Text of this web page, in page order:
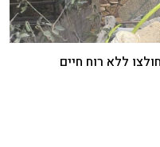
ללא רוח חיים